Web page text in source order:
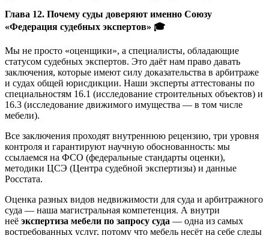
Глава 12. Почему суды доверяют именно Союзу
«Федерация судебных экспертов» 🎓
Мы не просто «оценщики», а специалисты, обладающие
статусом судебных экспертов. Это даёт нам право давать
заключения, которые имеют силу доказательства в арбитраже
и судах общей юрисдикции. Наши эксперты аттестованы по
специальностям 16.1 (исследование строительных объектов) и
16.3 (исследование движимого имущества — в том числе
мебели).
Все заключения проходят внутреннюю рецензию, три уровня
контроля и гарантируют научную обоснованность: мы
ссылаемся на ФСО (федеральные стандарты оценки),
методики ЦСЭ (Центра судебной экспертизы) и данные
Росстата.
Оценка разных видов недвижимости для суда и арбитражного
суда — наша магистральная компетенция. А внутри
неё экспертиза мебели по запросу суда — одна из самых
востребованных услуг, потому что мебель несёт на себе следы